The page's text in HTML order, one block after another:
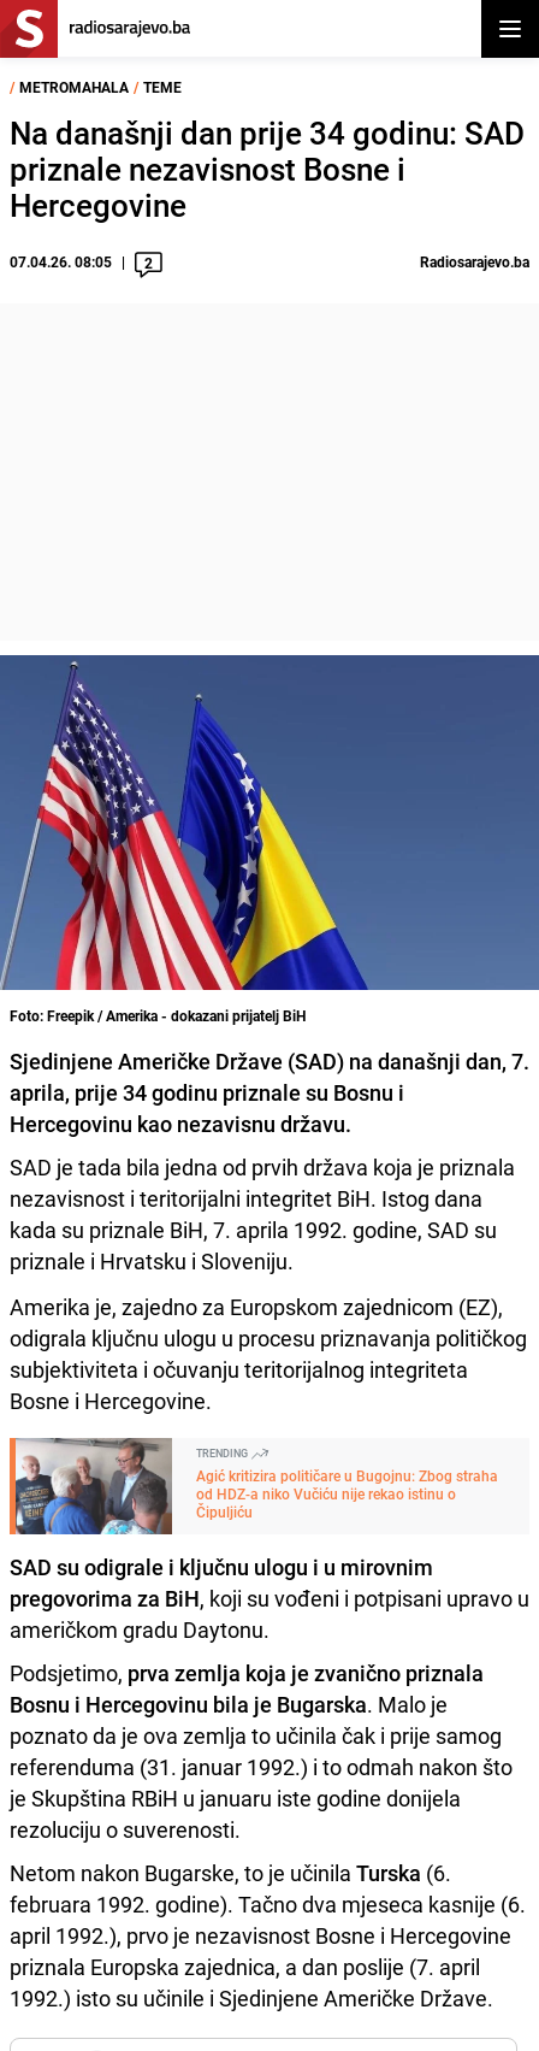
/ METROMAHALA / TEME
Na današnji dan prije 34 godinu: SAD
priznale nezavisnost Bosne i
Hercegovine
07.04.26. 08:05 2 Radiosarajevo.ba
Foto: Freepik / Amerika - dokazani prijatelj BiH
Sjedinjene Američke Države (SAD) na današnji dan, 7.
aprila, prije 34 godinu priznale su Bosnu i
Hercegovinu kao nezavisnu državu.
SAD je tada bila jedna od prvih država koja je priznala
nezavisnost i teritorijalni integritet BiH. Istog dana
kada su priznale BiH, 7. aprila 1992. godine, SAD su
priznale i Hrvatsku i Sloveniju.
Amerika je, zajedno za Europskom zajednicom (EZ),
odigrala ključnu ulogu u procesu priznavanja političkog
subjektiviteta i očuvanju teritorijalnog integriteta
Bosne i Hercegovine.
TRENDING
Agić kritizira političare u Bugojnu: Zbog straha
od HDZ-a niko Vučiću nije rekao istinu o
Čipuljiću
SAD su odigrale i ključnu ulogu i u mirovnim
pregovorima za BiH, koji su vođeni i potpisani upravo u
američkom gradu Daytonu.
Podsjetimo, prva zemlja koja je zvanično priznala
Bosnu i Hercegovinu bila je Bugarska. Malo je
poznato da je ova zemlja to učinila čak i prije samog
referenduma (31. januar 1992.) i to odmah nakon što
je Skupština RBiH u januaru iste godine donijela
rezoluciju o suverenosti.
Netom nakon Bugarske, to je učinila Turska (6.
februara 1992. godine). Tačno dva mjeseca kasnije (6.
april 1992.), prvo je nezavisnost Bosne i Hercegovine
priznala Europska zajednica, a dan poslije (7. april
1992.) isto su učinile i Sjedinjene Američke Države.